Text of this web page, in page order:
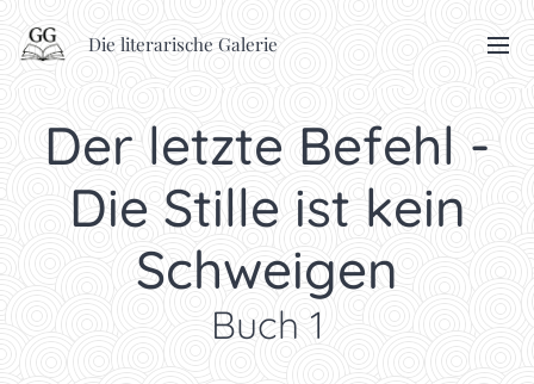
Die literarische Galerie
Der letzte Befehl -
Die Stille ist kein
Schweigen
Buch 1